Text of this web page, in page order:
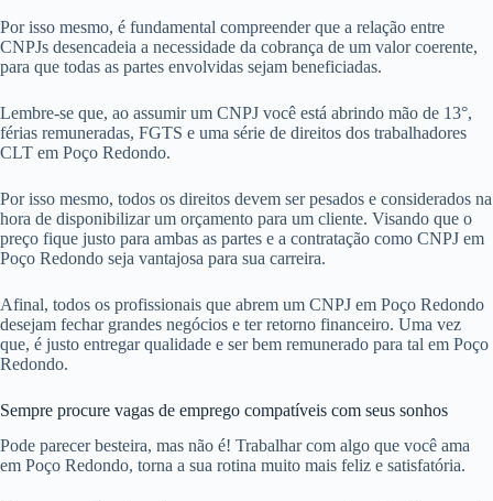
Por isso mesmo, é fundamental compreender que a relação entre
CNPJs desencadeia a necessidade da cobrança de um valor coerente,
para que todas as partes envolvidas sejam beneficiadas.
Lembre-se que, ao assumir um CNPJ você está abrindo mão de 13°,
férias remuneradas, FGTS e uma série de direitos dos trabalhadores
CLT em Poço Redondo.
Por isso mesmo, todos os direitos devem ser pesados e considerados na
hora de disponibilizar um orçamento para um cliente. Visando que o
preço fique justo para ambas as partes e a contratação como CNPJ em
Poço Redondo seja vantajosa para sua carreira.
Afinal, todos os profissionais que abrem um CNPJ em Poço Redondo
desejam fechar grandes negócios e ter retorno financeiro. Uma vez
que, é justo entregar qualidade e ser bem remunerado para tal em Poço
Redondo.
Sempre procure vagas de emprego compatíveis com seus sonhos
Pode parecer besteira, mas não é! Trabalhar com algo que você ama
em Poço Redondo, torna a sua rotina muito mais feliz e satisfatória.